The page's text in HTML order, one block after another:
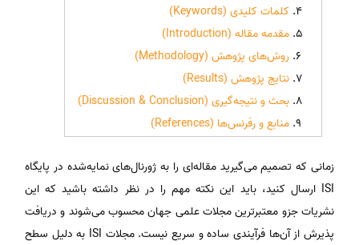
کلمات کلیدی (Keywords)
مقدمه مقاله (Introduction)
روش‌های پژوهش (Methodology)
نتایج پژوهش (Results)
بحث و نتیجه‌گیری (Discussion & Conclusion)
منابع و رفرنس‌ها (References)
زمانی که تصمیم می‌گیرید مقاله‌ای را به ژورنال‌های نمایه‌شده در پایگاه
ISI ارسال کنید، باید این نکته مهم را در نظر داشته باشید که این
نشریات جزو معتبرترین مجلات علمی جهان محسوب می‌شوند و دریافت
پذیرش از آن‌ها فرآیندی ساده و سریع نیست. مجلات ISI به دلیل سطح